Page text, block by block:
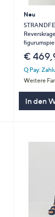
Neu
€
Q Pay:
Weitere
In den